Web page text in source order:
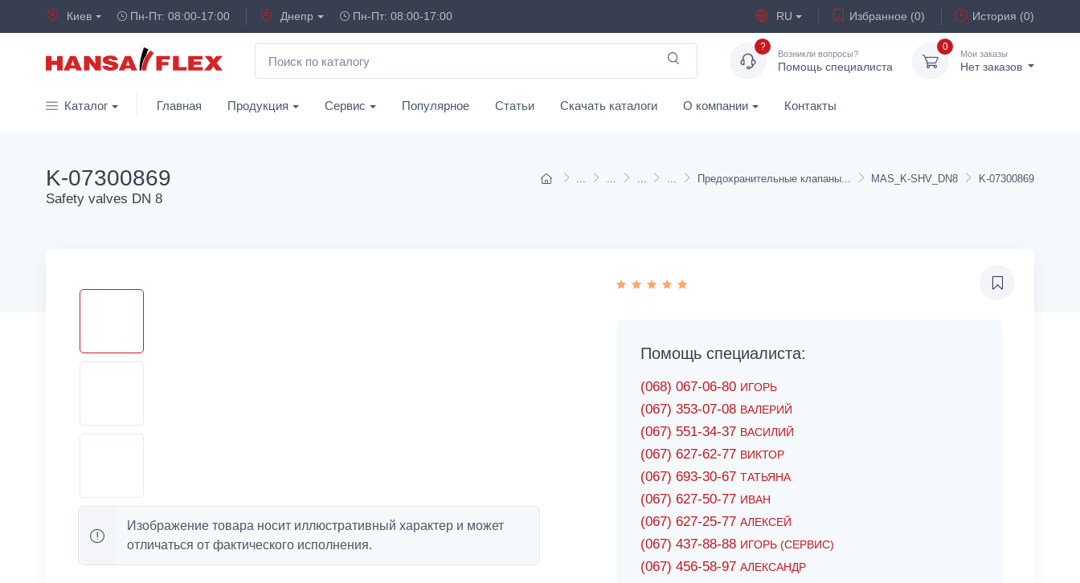
Киев Пн-Пт: 08:00-17:00 Днепр Пн-Пт: 08:00-17:00 RU Избранное (0) История (0)
?
Возникли вопросы?
Помощь специалиста
0
Мои заказы
Нет заказов
Каталог Главная Продукция Сервис Популярное Статьи Скачать каталоги О компании Контакты
Предохранительные клапаны MAS_K-SHV_DN8 K-07300869
K-07300869
Safety valves DN 8
Изображение товара носит иллюстративный характер и может
отличаться от фактического исполнения.
Помощь специалиста:
(068) 067-06-80 ИГОРЬ
(067) 353-07-08 ВАЛЕРИЙ
(067) 551-34-37 ВАСИЛИЙ
(067) 627-62-77 ВИКТОР
(067) 693-30-67 ТАТЬЯНА
(067) 627-50-77 ИВАН
(067) 627-25-77 АЛЕКСЕЙ
(067) 437-88-88 ИГОРЬ (СЕРВИС)
(067) 456-58-97 АЛЕКСАНДР